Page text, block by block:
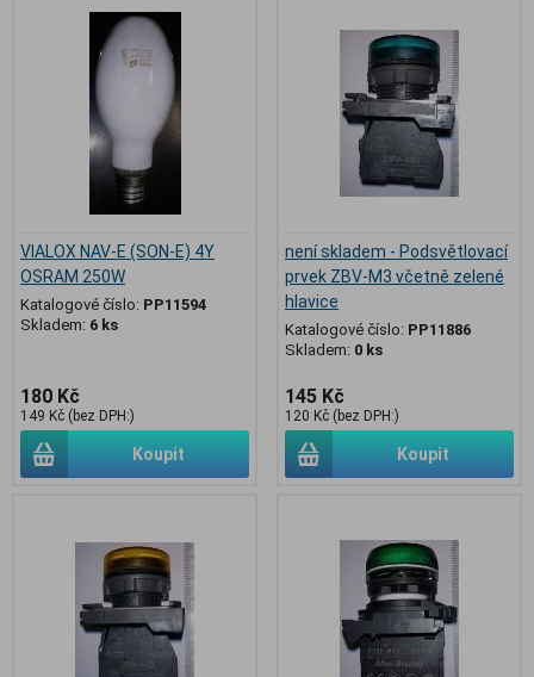
VIALOX NAV-E (SON-E) 4Y
OSRAM 250W
Katalogové číslo: PP11594
Skladem: 6 ks
180 Kč
149 Kč (bez DPH:)
Koupit
není skladem - Podsvětlovací
prvek ZBV-M3 včetně zelené
hlavice
Katalogové číslo: PP11886
Skladem: 0 ks
145 Kč
120 Kč (bez DPH:)
Koupit